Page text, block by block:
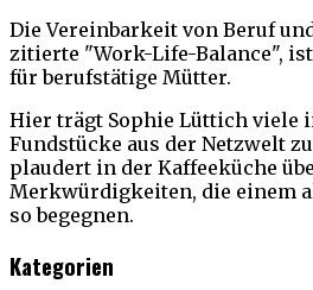
Die Vereinbarkeit von Beruf
zitierte "Work-Life-Balance",
für berufstätige Mütter.
Hier trägt Sophie Lüttich viele
Fundstücke aus der Netzwelt
plaudert in der Kaffeeküche
Merkwürdigkeiten, die einem
so begegnen.
Kategorien